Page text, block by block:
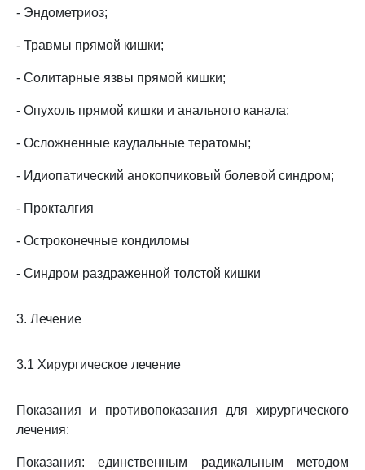
- Эндометриоз;
- Травмы прямой кишки;
- Солитарные язвы прямой кишки;
- Опухоль прямой кишки и анального канала;
- Осложненные каудальные тератомы;
- Идиопатический анокопчиковый болевой синдром;
- Прокталгия
- Остроконечные кондиломы
- Синдром раздраженной толстой кишки
3. Лечение
3.1 Хирургическое лечение
Показания и противопоказания для хирургического
лечения:
Показания: единственным радикальным методом